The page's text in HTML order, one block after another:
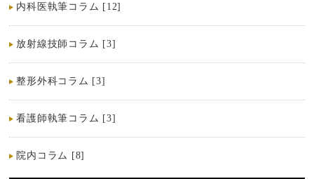
内科医執筆コラム [12]
放射線技師コラム [3]
整形外科コラム [3]
看護師執筆コラム [3]
院内コラム [8]